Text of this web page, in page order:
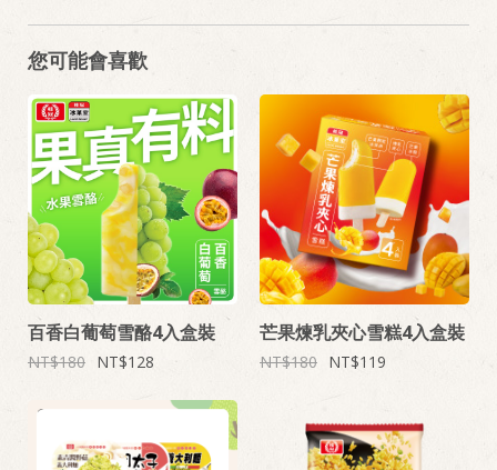
您可能會喜歡
百香白葡萄雪酪4入盒裝
180 128
芒果煉乳夾心雪糕4入盒裝
180 119